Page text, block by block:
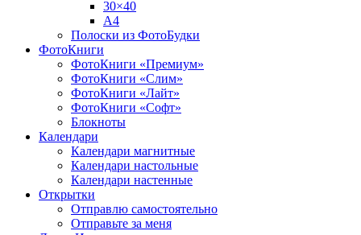
30×40
A4
Полоски из ФотоБудки
ФотоКниги
ФотоКниги «Премиум»
ФотоКниги «Слим»
ФотоКниги «Лайт»
ФотоКниги «Софт»
Блокноты
Календари
Календари магнитные
Календари настольные
Календари настенные
Открытки
Отправлю самостоятельно
Отправьте за меня